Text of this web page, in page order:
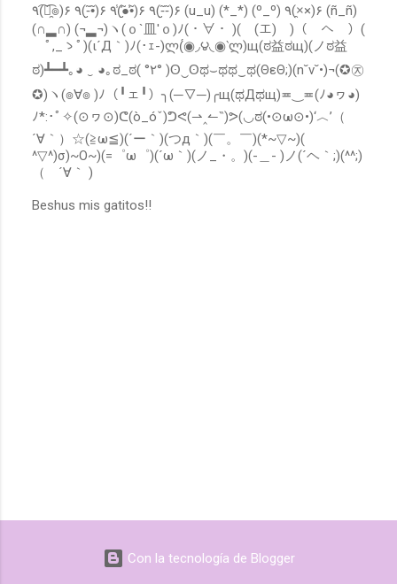
t
a
o
٩(͡๏̯͡๏)۶ ٩(-̮̮̃•̃)۶ ٩(̾●̮̮̃̾•̃̾)۶ ٩(-̮̮̃-̃)۶ (u_u) (*_*) (º_º) ٩(×̯×)۶ (ñ_ñ)
(∩▂∩) (¬▂¬)ヽ(ｏ`皿′ｏ)ﾉ(・∀・ )(￣(エ)￣)（￣へ￣）(
ﾟ,_ゝﾟ)(ι´Д｀)ﾉ(･ｪ-)ლ(́◉◞౪◟◉‵ლ)щ(ಠ益ಠщ)(ノಠ益
ಠ)┻━┻｡◕ ‿ ◕｡ಠ_ಠ( °٢° )ʘ‿ʘಥ⌣ಥಥ‿ಥ(ΘεΘ;)(n˘v˘•)¬(✪㉨
✪)ヽ(๏∀๏ )ﾉ（╹ェ╹）╮(─▽─)╭щ(ಥДಥщ)≖‿≖(ﾉ◕ヮ◕)
ﾉ*:･ﾟ✧(⊙ヮ⊙)ᕦ(ò_óˇ)ᕤᕙ(⇀‸↼‶)ᕗ(◡ಠ(•⊙ω⊙•)‘︿’（
´∀｀）☆(≧ω≦)(´ー｀)(つд｀)(￣。￣)(*~▽~)(
^▽^)σ)~O~)(=゜ω゜)(´ω｀)(ノ_・。)(-＿- )ノ(´ヘ｀;)(^^;)
（ ´∀｀ )
Beshus mis gatitos!!
Con la tecnología de Blogger